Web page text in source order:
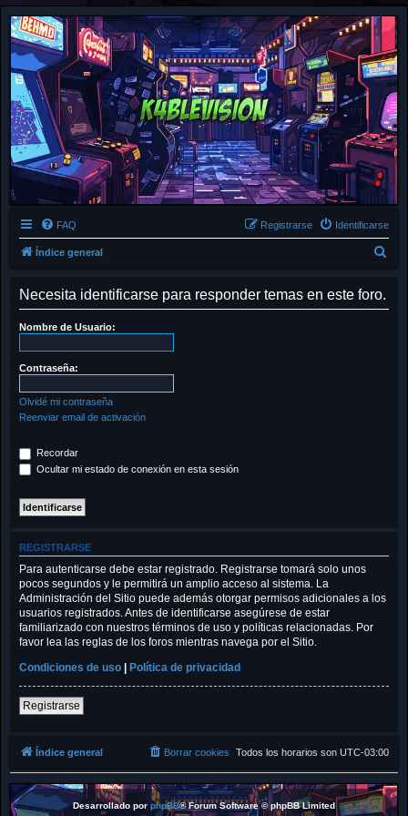
FAQ Identificarse
Registrarse
Índice general
Necesita identificarse para responder temas en este foro.
Nombre de Usuario:
Contraseña:
Olvidé mi contraseña
Reenviar email de activación
Recordar
Ocultar mi estado de conexión en esta sesión
REGISTRARSE
Para autenticarse debe estar registrado. Registrarse tomará solo unos
pocos segundos y le permitirá un amplio acceso al sistema. La
Administración del Sitio puede además otorgar permisos adicionales a los
usuarios registrados. Antes de identificarse asegúrese de estar
familiarizado con nuestros términos de uso y políticas relacionadas. Por
favor lea las reglas de los foros mientras navega por el Sitio.
Condiciones de uso | Política de privacidad
Registrarse
Índice general Todos los horarios son UTC-03:00
Borrar cookies
Desarrollado porphpBB® Forum Software © phpBB Limited